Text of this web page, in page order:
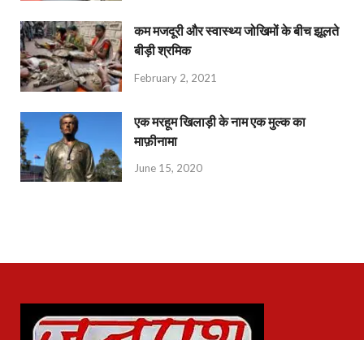
कम मजदूरी और स्वास्थ्य जोखिमों के बीच झूलते
बीड़ी श्रमिक
February 2, 2021
एक मरहूम खिलाड़ी के नाम एक मुल्क का
माफ़ीनामा
June 15, 2020